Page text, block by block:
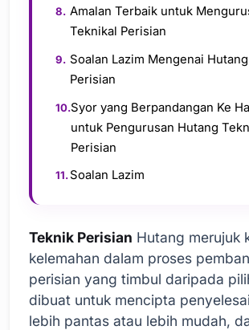
Amalan Terbaik untuk
Teknikal Perisian
Soalan Lazim Mengenai
Perisian
Syor yang Berpandangan Ke
untuk Pengurusan Hutang
Perisian
Soalan Lazim
Teknik Perisian Hutang merujuk
kelemahan dalam proses
perisian yang timbul daripada
dibuat untuk mencipta
lebih pantas atau lebih mudah,